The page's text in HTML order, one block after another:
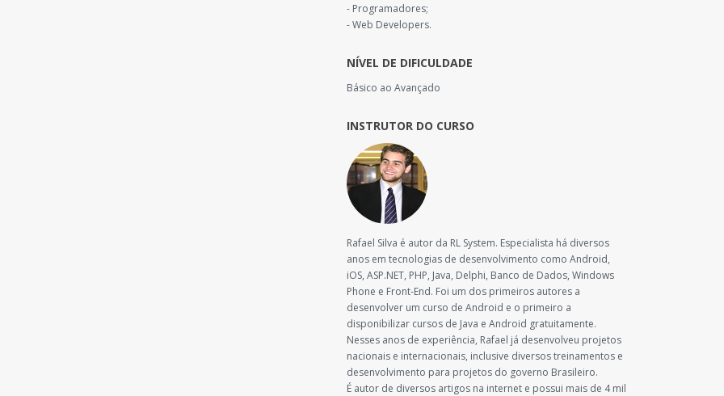
- Programadores;
- Web Developers.
NÍVEL DE DIFICULDADE
Básico ao Avançado
INSTRUTOR DO CURSO
Rafael Silva é autor da RL System. Especialista há diversos
anos em tecnologias de desenvolvimento como Android,
iOS, ASP.NET, PHP, Java, Delphi, Banco de Dados, Windows
Phone e Front-End. Foi um dos primeiros autores a
desenvolver um curso de Android e o primeiro a
disponibilizar cursos de Java e Android gratuitamente.
Nesses anos de experiência, Rafael já desenvolveu projetos
nacionais e internacionais, inclusive diversos treinamentos e
desenvolvimento para projetos do governo Brasileiro.
É autor de diversos artigos na internet e possui mais de 4 mil